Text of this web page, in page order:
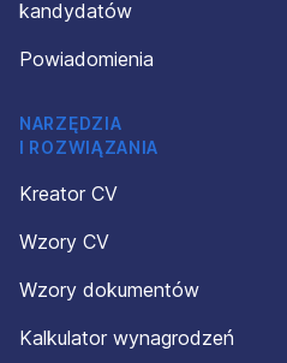
kandydatów
Powiadomienia
NARZĘDZIA
I ROZWIĄZANIA
Kreator CV
Wzory CV
Wzory dokumentów
Kalkulator wynagrodzeń